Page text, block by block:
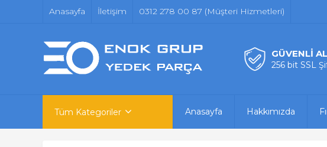
Anasayfa İletişim 0312 278 00 87 (Müşteri Hizmetleri)
GÜVENLİ
256 bit SSL
Tüm Kategoriler Anasayfa Hakkımızda